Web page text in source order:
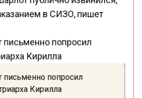
в СИЗО, пишет
попросил
Кирилла